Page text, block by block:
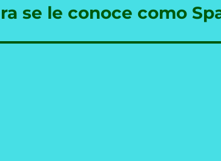
se le conoce como